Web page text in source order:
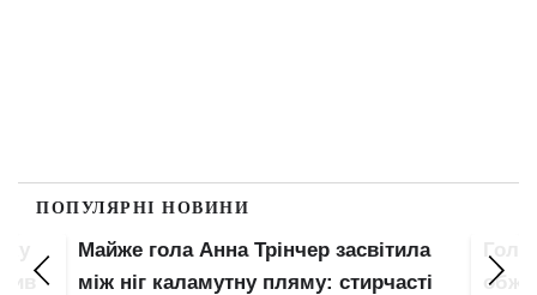
ПОПУЛЯРНІ НОВИНИ
Майже гола Анна Трінчер засвітила
між ніг каламутну пляму: стирчасті